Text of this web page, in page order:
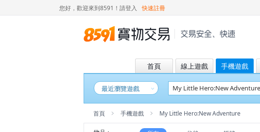
您好，歡迎來到8591！ 請登入 快速註冊
首頁 線上遊戲 手機遊戲
最近瀏覽遊戲
首頁 手機遊戲 My Little Hero:New Adventure